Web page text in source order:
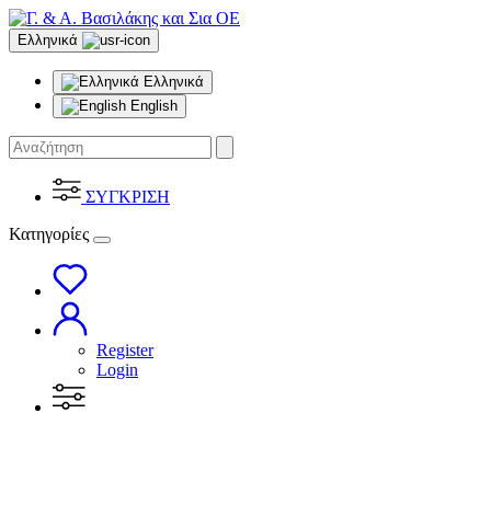
Ελληνικά
Ελληνικά
English
ΣΥΓΚΡΙΣΗ
Κατηγορίες
Register
Login